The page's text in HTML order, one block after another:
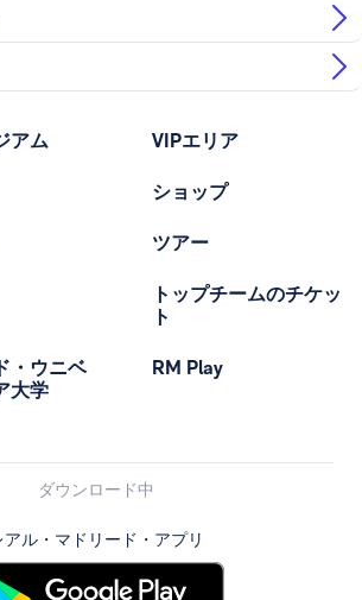
アム
・ウニベ
大学
VIPエリア
ショップ
ツアー
トップチームのチケッ
ト
RM Play
ダウンロード中
アル・マドリード・アプリ